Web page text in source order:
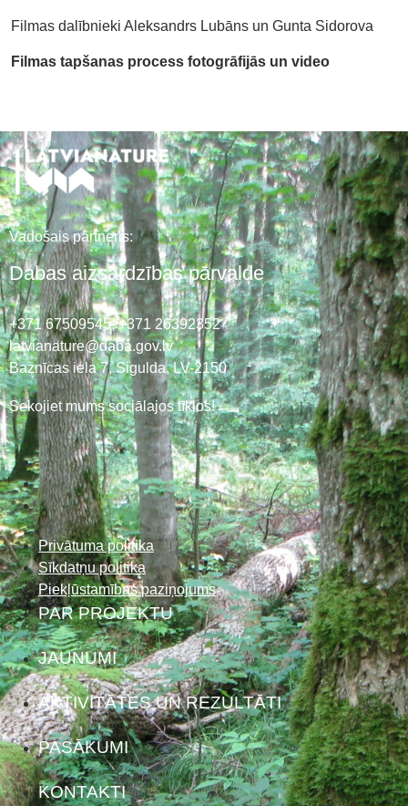
Filmas dalībnieki Aleksandrs Lubāns un Gunta Sidorova
Filmas tapšanas process fotogrāfijās un video
Vadošais partneris:
Dabas aizsardzības pārvalde
+371 67509545,+371 26392352
latvianature@daba.gov.lv
Baznīcas iela 7, Sigulda, LV-2150
Sekojiet mums sociālajos tīklos!
Privātuma politika
Sīkdatņu politika
Piekļūstamības paziņojums
PAR PROJEKTU
JAUNUMI
AKTIVITĀTES UN REZULTĀTI
PASĀKUMI
KONTAKTI